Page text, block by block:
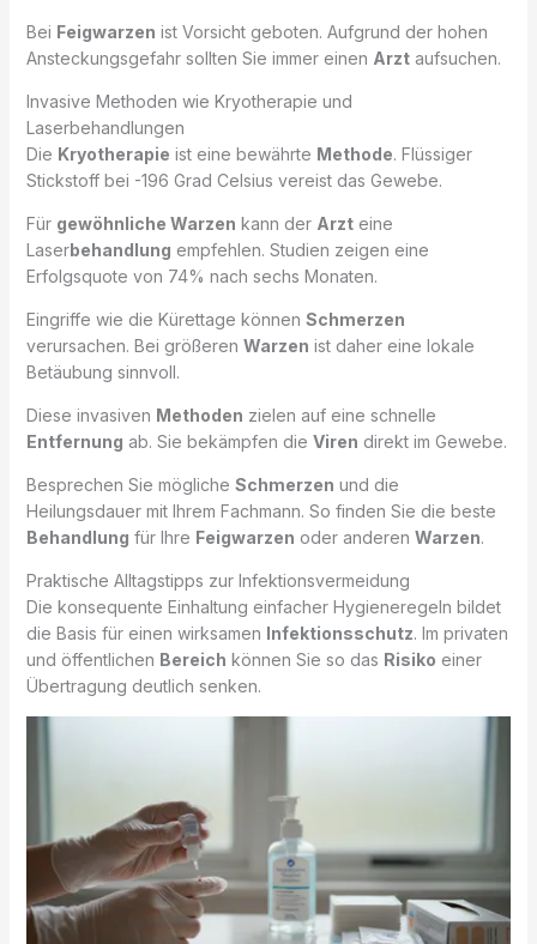
Bei Feigwarzen ist Vorsicht geboten. Aufgrund der hohen
Ansteckungsgefahr sollten Sie immer einen Arztaufsuchen.
Invasive Methoden wie Kryotherapie und
Laserbehandlungen
Die Kryotherapie ist eine bewährte Methode. Flüssiger
Stickstoff bei -196 Grad Celsius vereist das Gewebe.
Für gewöhnliche Warzen kann der Arzteine
Laserbehandlung empfehlen. Studien zeigen eine
Erfolgsquote von 74% nach sechs Monaten.
Eingriffe wie die Kürettage können Schmerzen
verursachen. Bei größeren Warzen ist daher eine lokale
Betäubung sinnvoll.
Diese invasiven Methoden zielen auf eine schnelle
Entfernung ab. Sie bekämpfen die Viren direkt im Gewebe.
Besprechen Sie mögliche Schmerzen und die
Heilungsdauer mit Ihrem Fachmann. So finden Sie die beste
Behandlung für Ihre Feigwarzen oder anderen Warzen.
Praktische Alltagstipps zur Infektionsvermeidung
Die konsequente Einhaltung einfacher Hygieneregeln bildet
die Basis für einen wirksamen Infektionsschutz. Im privaten
und öffentlichen Bereich können Sie so das Risiko einer
Übertragung deutlich senken.